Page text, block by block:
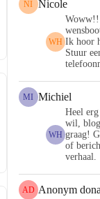
NI Nicole
WH
Woww!!
Ik hoor
Stuur
MI Michiel
WH
Heel
wil,
graag!
of
verhaal.
AD Anonym